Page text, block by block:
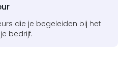
die je begeleiden bij het
bedrijf.